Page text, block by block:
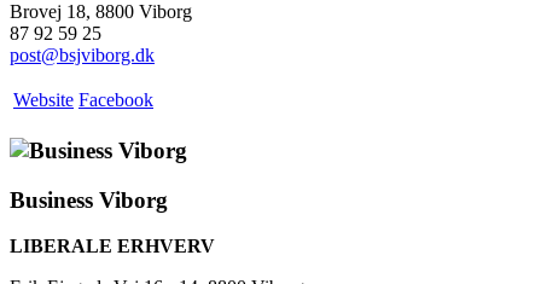
Brovej 18, 8800 Viborg
87 92 59 25
post@bsjviborg.dk
Website Facebook
Business Viborg
LIBERALE ERHVERV